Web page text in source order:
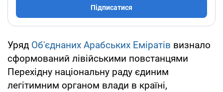
Підписатися
Уряд Об'єднаних Арабських Еміратів визнало
сформований лівійськими повстанцями
Перехідну національну раду єдиним
легітимним органом влади в країні,